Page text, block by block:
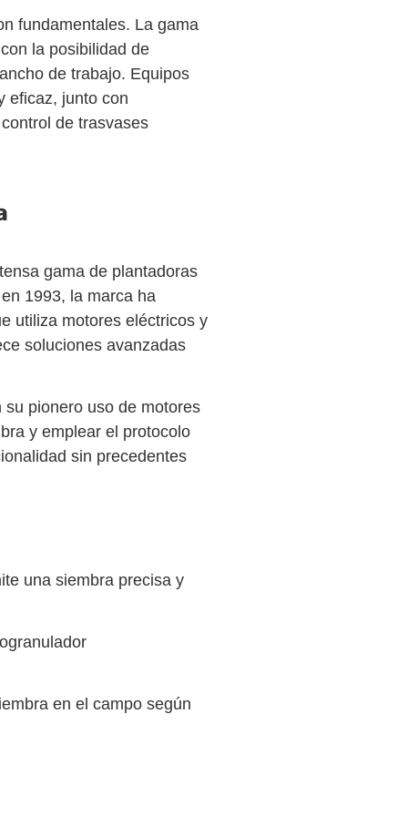
fundamentales. La gama
la posibilidad de
de trabajo. Equipos
eficaz, junto con
de trasvases
gama de plantadoras
1993, la marca ha
utiliza motores eléctricos y
soluciones avanzadas
pionero uso de motores
y emplear el protocolo
sin precedentes
una siembra precisa y
en el campo según